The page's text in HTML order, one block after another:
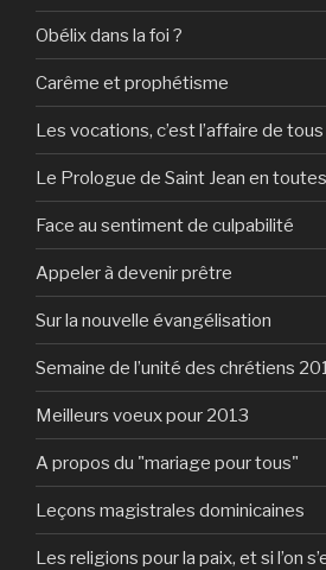
Obélix dans la foi ?
Carême et prophétisme
Les vocations, c’est l’affaire de tous
Le Prologue de Saint Jean en
Face au sentiment de culpabilité
Appeler à devenir prêtre
Sur la nouvelle évangélisation
Semaine de l’unité des chrétiens
Meilleurs voeux pour 2013
A propos du "mariage pour tous"
Leçons magistrales dominicaines
Les religions pour la paix, et si l’on